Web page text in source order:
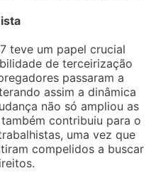
teve um papel crucial
de terceirização
passaram a
assim a dinâmica
não só ampliou as
contribuiu para o
uma vez que
compelidos a buscar